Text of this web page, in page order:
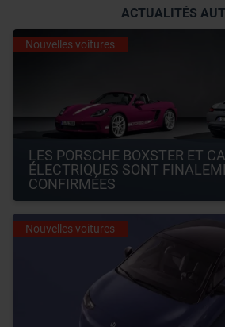
ACTUALITÉS
Nouvelles voitures
LES PORSCHE BOXSTER ET
ÉLECTRIQUES SONT
CONFIRMÉES
Nouvelles voitures